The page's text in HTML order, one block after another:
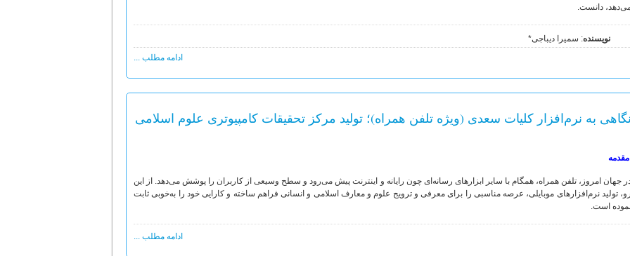
دانست.
نویسنده: سمیرا دیباجی*
ادامه مطلب ...
نگاهی به نرم‌افزار کلیات سعدی (ویژه تلفن همراه)؛ تولید مرکز تحقیقات کامپیوتری علوم اسلامی
مقدمه
جهان امروز، تلفن همراه، همگام با سایر ابزارهای رسانه‌ای چون رایانه و اینترنت پیش می‌رود و سطح وسیعی از کاربران را پوشش می‌دهد. از این
رو، تولید نرم‌افزارهای موبایلی، عرصه مناسبی را برای معرفی و ترویج علوم و معارف اسلامی و انسانی فراهم ساخته و کارایی خود را به‌خوبی ثابت
است.
ادامه مطلب ...